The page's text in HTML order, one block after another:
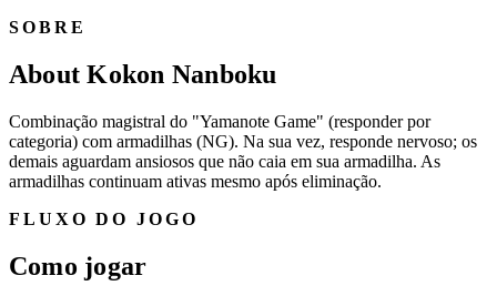
SOBRE
About Kokon Nanboku
Combinação magistral do "Yamanote Game" (responder por
categoria) com armadilhas (NG). Na sua vez, responde nervoso; os
demais aguardam ansiosos que não caia em sua armadilha. As
armadilhas continuam ativas mesmo após eliminação.
FLUXO DO JOGO
Como jogar